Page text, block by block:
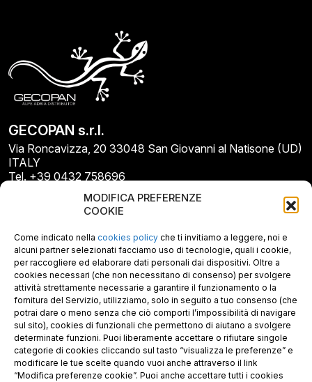
MODIFICA PREFERENZE
COOKIE
Come indicato nella cookies policy che ti invitiamo a leggere, noi e
alcuni partner selezionati facciamo uso di tecnologie, quali i cookie,
per raccogliere ed elaborare dati personali dai dispositivi. Oltre a
cookies necessari (che non necessitano di consenso) per svolgere
attività strettamente necessarie a garantire il funzionamento o la
fornitura del Servizio, utilizziamo, solo in seguito a tuo consenso (che
potrai dare o meno senza che ciò comporti l’impossibilità di navigare
sul sito), cookies di funzionali che permettono di aiutano a svolgere
determinate funzioni. Puoi liberamente accettare o rifiutare singole
categorie di cookies cliccando sul tasto “visualizza le preferenze” e
modificare le tue scelte quando vuoi anche attraverso il link
“Modifica preferenze cookie”. Puoi anche accettare tutti i cookies
GECOPAN s.r.l.
Via Roncavizza, 20 33048 San Giovanni al Natisone (UD)
ITALY
Tel. +39 0432 758696
E-mail: info@gecopan.it
E-mail PEC: gecopan@pec.it
P.I. E C.F. 02487660306
N. REA UD 264834
Capitale sociale € 30.000